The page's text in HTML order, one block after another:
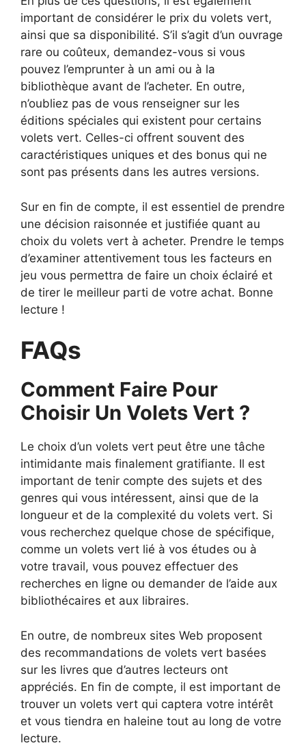
important de considérer le prix du volets vert,
ainsi que sa disponibilité. S’il s’agit d’un ouvrage
rare ou coûteux, demandez-vous si vous
pouvez l’emprunter à un ami ou à la
bibliothèque avant de l’acheter. En outre,
n’oubliez pas de vous renseigner sur les
éditions spéciales qui existent pour certains
volets vert. Celles-ci offrent souvent des
caractéristiques uniques et des bonus qui ne
sont pas présents dans les autres versions.
Sur en fin de compte, il est essentiel de prendre
une décision raisonnée et justifiée quant au
choix du volets vert à acheter. Prendre le temps
d’examiner attentivement tous les facteurs en
jeu vous permettra de faire un choix éclairé et
de tirer le meilleur parti de votre achat. Bonne
lecture !
FAQs
Comment Faire Pour
Choisir Un Volets Vert ?
Le choix d’un volets vert peut être une tâche
intimidante mais finalement gratifiante. Il est
important de tenir compte des sujets et des
genres qui vous intéressent, ainsi que de la
longueur et de la complexité du volets vert. Si
vous recherchez quelque chose de spécifique,
comme un volets vert lié à vos études ou à
votre travail, vous pouvez effectuer des
recherches en ligne ou demander de l’aide aux
bibliothécaires et aux libraires.
En outre, de nombreux sites Web proposent
des recommandations de volets vert basées
sur les livres que d’autres lecteurs ont
appréciés. En fin de compte, il est important de
trouver un volets vert qui captera votre intérêt
et vous tiendra en haleine tout au long de votre
lecture.